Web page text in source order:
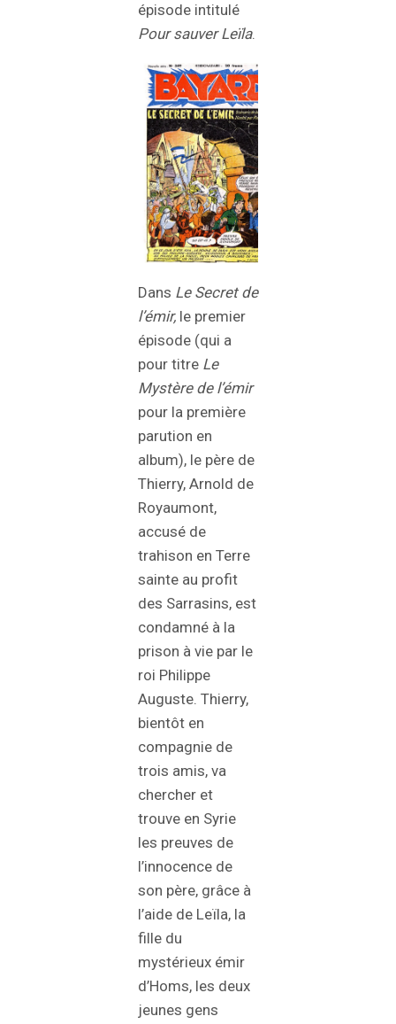
épisode intitulé
Pour sauver Leïla.
Dans Le Secret de
l’émir, le premier
épisode (qui a
pour titre Le
Mystère de l’émir
pour la première
parution en
album), le père de
Thierry, Arnold de
Royaumont,
accusé de
trahison en Terre
sainte au profit
des Sarrasins, est
condamné à la
prison à vie par le
roi Philippe
Auguste. Thierry,
bientôt en
compagnie de
trois amis, va
chercher et
trouve en Syrie
les preuves de
l’innocence de
son père, grâce à
l’aide de Leïla, la
fille du
mystérieux émir
d’Homs, les deux
jeunes gens